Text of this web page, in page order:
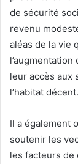
de sécurité
revenu
aléas de la vie
l’augmentation
leur accès aux
l’habitat décent.
Il a également
soutenir les
les facteurs de